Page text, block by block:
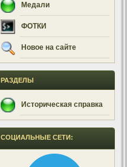
Медали
ФОТКИ
Новое на сайте
РАЗДЕЛЫ
Историческая справка
СОЦИАЛЬНЫЕ СЕТИ: